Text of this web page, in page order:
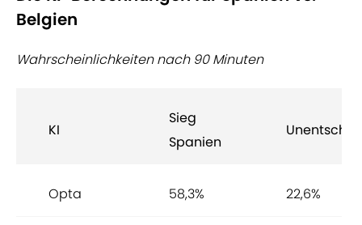
Belgien
Wahrscheinlichkeiten nach 90 Minuten
KI
Sieg
Spanien
Opta 58,3% 22,6%